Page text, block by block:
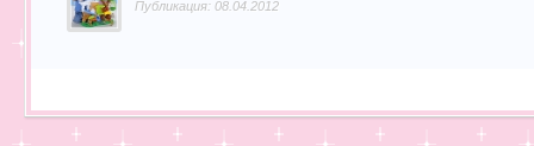
Публикация: 08.04.2012